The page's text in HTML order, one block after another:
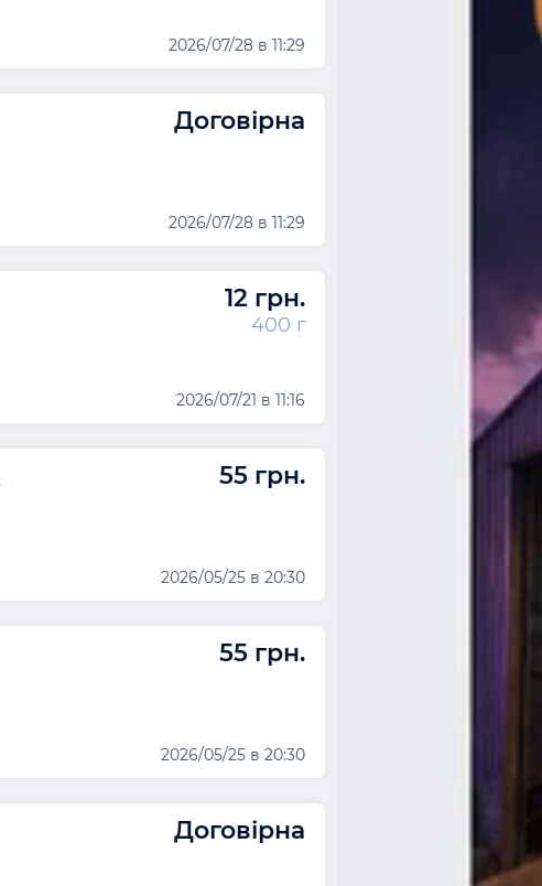
2026/07/28 в 11:29
Договірна
2026/07/28 в 11:29
12 грн.
400 г
2026/07/21 в 11:16
55 грн.
2026/05/25 в 20:30
55 грн.
2026/05/25 в 20:30
Договірна